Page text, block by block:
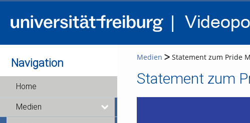
Navigation
Home
Medien
Medien Statement zum Pride
Statement zum